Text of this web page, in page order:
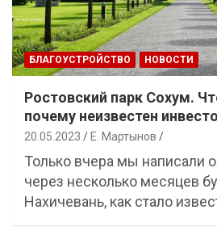
БЛАГОУСТРОЙСТВО НОВОСТИ
Ростовский парк Сохум.
почему неизвестен
20.05.2023 Е. Мартынов
Только вчера мы написали
через несколько месяцев
Нахичевань, как стало